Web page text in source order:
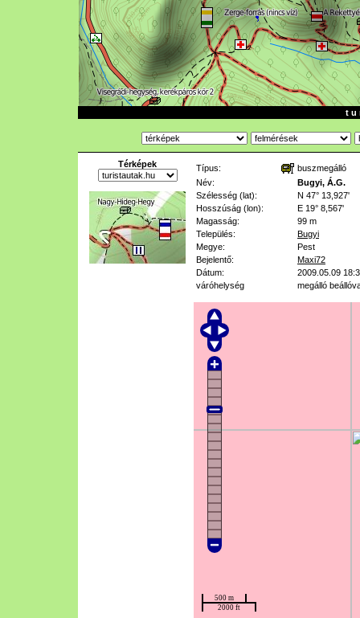
t u
Térképek Típus:
buszmegálló
Név:
Bugyi, Á.G.
Szélesség (lat):
N 47° 13,927'
Hosszúság (lon):
E 19° 8,567'
Magasság:
99 m
Település:
Bugyi
Megye:
Pest
Bejelentő:
Maxi72
Dátum:
2009.05.09
váróhelység
megálló